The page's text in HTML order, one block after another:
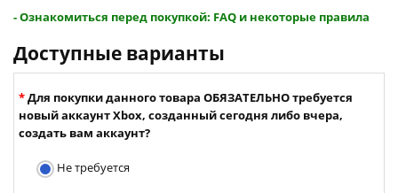
- Ознакомиться перед покупкой: FAQ и некоторые правила
Доступные варианты
Для покупки данного товара ОБЯЗАТЕЛЬНО требуется
новый аккаунт Xbox, созданный сегодня либо вчера,
создать вам аккаунт?
Не требуется